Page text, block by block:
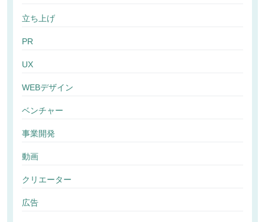
立ち上げ
PR
UX
WEBデザイン
ベンチャー
事業開発
動画
クリエーター
広告